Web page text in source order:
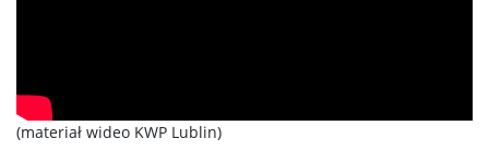
(materiał wideo KWP Lublin)